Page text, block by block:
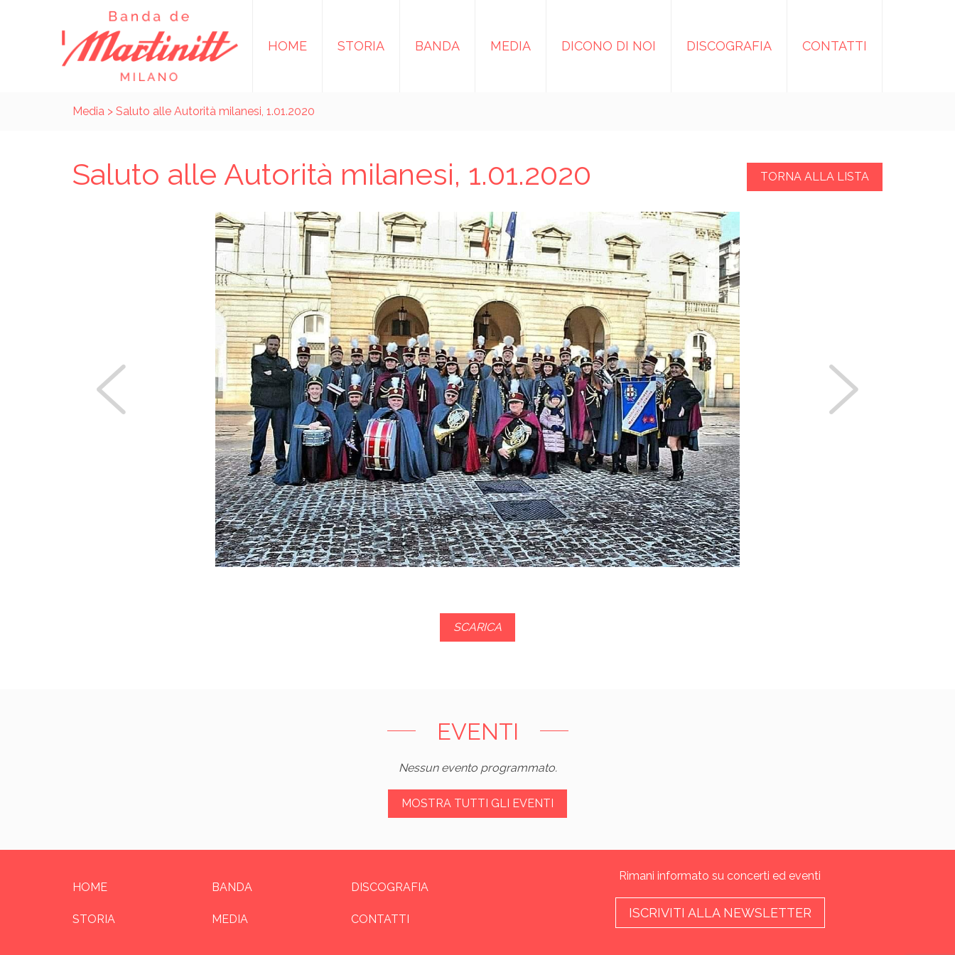
HOME STORIA BANDA MEDIA DICONO DI NOI DISCOGRAFIA CONTATTI
Media > Saluto alle Autorità milanesi, 1.01.2020
TORNA ALLA LISTA
Saluto alle Autorità milanesi, 1.01.2020
SCARICA
EVENTI
Nessun evento programmato.
MOSTRA TUTTI GLI EVENTI
HOME BANDA DISCOGRAFIA
STORIA MEDIA CONTATTI
Rimani informato su concerti ed eventi
ISCRIVITI ALLA NEWSLETTER